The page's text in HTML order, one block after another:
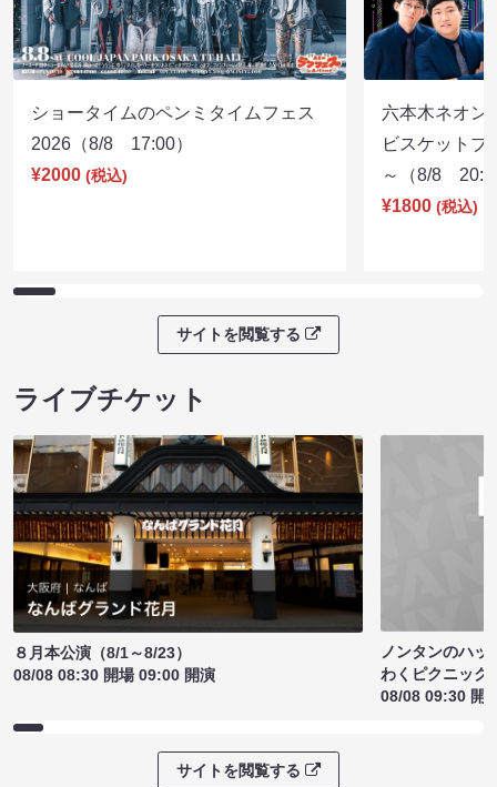
ショータイムのペンミタイムフェス
2026（8/8 17:00）
¥2000 (税込)
六本木ネオン
ビスケットブ
～（8/8
¥1800 (税込)
サイトを閲覧する
ライブチケット
８月本公演（8/1～8/23）
08/08 08:30 開場 09:00 開演
ノンタンのハッ
わくピクニック
08/08 09:30 開
サイトを閲覧する